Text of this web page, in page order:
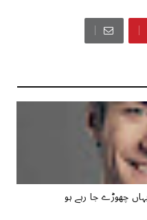
چھوڑے جا رہے ہو